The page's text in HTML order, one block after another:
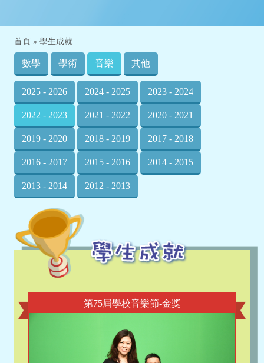
首頁 » 學生成就
數學 學術 音樂 其他
2025 - 2026 2024 - 2025 2023 - 2024
2022 - 2023 2021 - 2022 2020 - 2021
2019 - 2020 2018 - 2019 2017 - 2018
2016 - 2017 2015 - 2016 2014 - 2015
2013 - 2014 2012 - 2013
第75屆學校音樂節-金獎